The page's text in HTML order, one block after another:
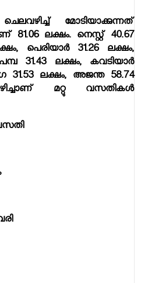
മോടിയാക്കുന്നത്
ലക്ഷം. നെസ്റ്റ് 40.67
പെരിയാര്‍ 31.26 ലക്ഷം,
31.43 ലക്ഷം, കവടിയാര്‍
ലക്ഷം, അജന്ത 58.74
മറ്റു വസതികള്‍